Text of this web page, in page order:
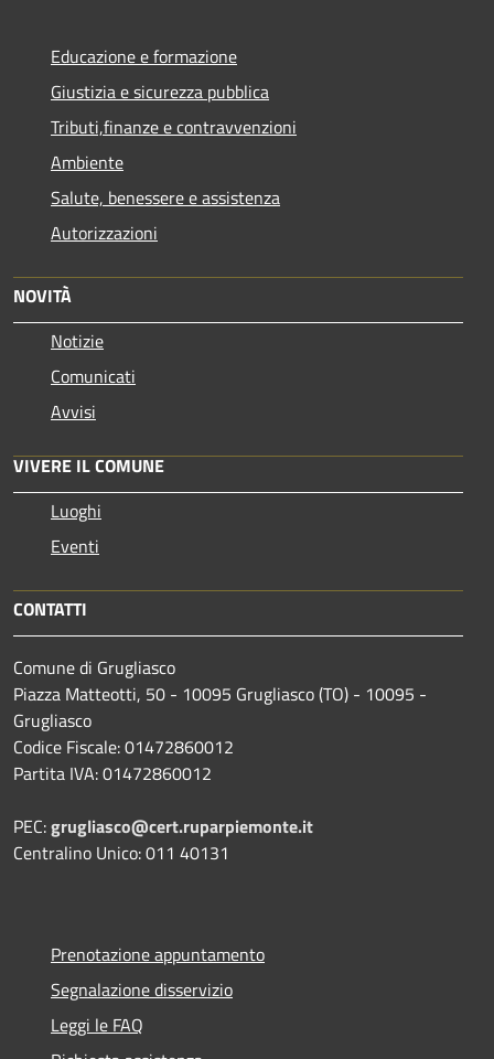
Educazione e formazione
Giustizia e sicurezza pubblica
Tributi,finanze e contravvenzioni
Ambiente
Salute, benessere e assistenza
Autorizzazioni
NOVITÀ
Notizie
Comunicati
Avvisi
VIVERE IL COMUNE
Luoghi
Eventi
CONTATTI
Comune di Grugliasco
Piazza Matteotti, 50 - 10095 Grugliasco (TO) - 10095 -
Grugliasco
Codice Fiscale: 01472860012
Partita IVA: 01472860012
PEC:grugliasco@cert.ruparpiemonte.it
Centralino Unico: 011 40131
Prenotazione appuntamento
Segnalazione disservizio
Leggi le FAQ